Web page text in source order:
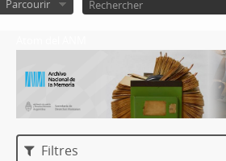
Parcourir
Filtres